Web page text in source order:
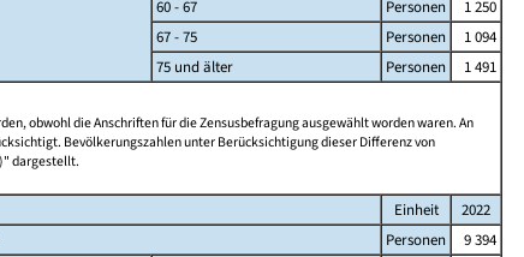
60 - 67
Personen
1 250
67 - 75
Personen
1 094
75 und älter
Personen
1 491
obwohl die Anschriften für die Zensusbefragung ausgewählt worden waren. An
Bevölkerungszahlen unter Berücksichtigung dieser Differenz von
dargestellt.
Einheit
2022
Personen
9 394